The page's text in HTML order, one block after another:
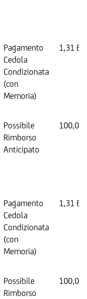
Pagamento
Cedola
Condizionata
(con
Memoria)
1,31
Possibile
Rimborso
Anticipato
100,00
Pagamento
Cedola
Condizionata
(con
Memoria)
1,31
Possibile
Rimborso
100,00